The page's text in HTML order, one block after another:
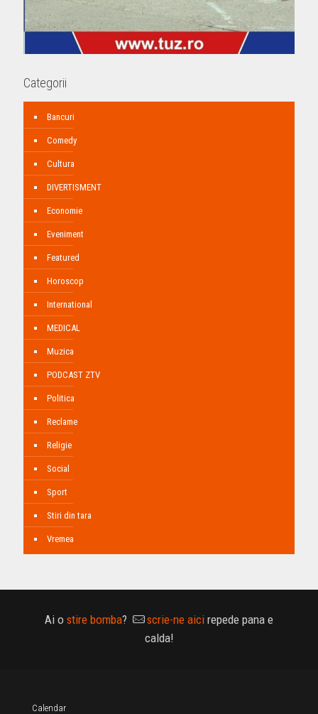
Categorii
Bancuri
Comedy
Cultura
DIVERTISMENT
Economie
Eveniment
Featured
Horoscop
International
MEDICAL
Muzica
PODCAST ZTV
Politica
Reclame
Religie
Social
Sport
Stiri din tara
Vremea
Ai o stire bomba? scrie-ne aici repede pana e
calda!
Calendar